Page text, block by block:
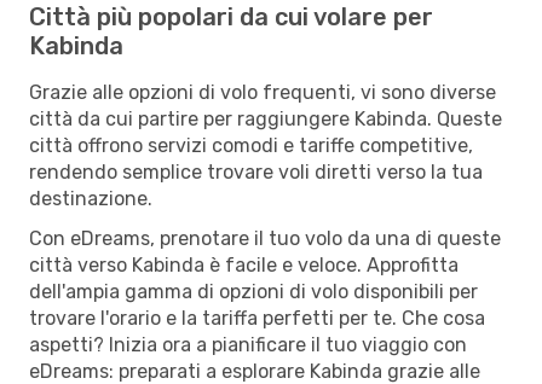
Città più popolari da cui volare per
Kabinda
Grazie alle opzioni di volo frequenti, vi sono diverse
città da cui partire per raggiungere Kabinda. Queste
città offrono servizi comodi e tariffe competitive,
rendendo semplice trovare voli diretti verso la tua
destinazione.
Con eDreams, prenotare il tuo volo da una di queste
città verso Kabinda è facile e veloce. Approfitta
dell'ampia gamma di opzioni di volo disponibili per
trovare l'orario e la tariffa perfetti per te. Che cosa
aspetti? Inizia ora a pianificare il tuo viaggio con
eDreams: preparati a esplorare Kabinda grazie alle